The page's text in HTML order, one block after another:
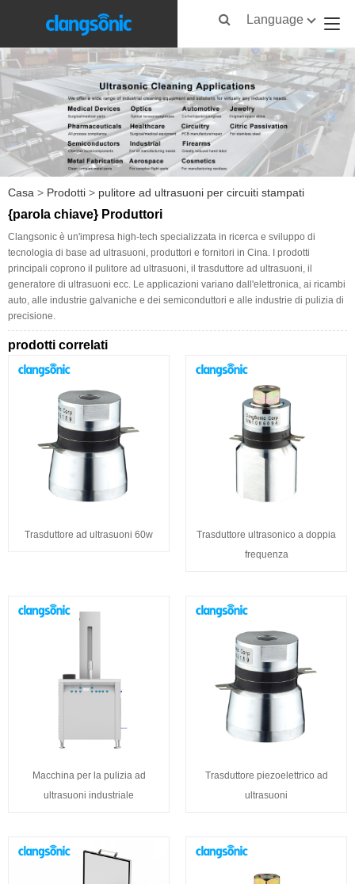
Language
Casa > Prodotti > pulitore ad ultrasuoni per circuiti stampati
{parola chiave} Produttori
Clangsonic è un'impresa high-tech specializzata in ricerca e sviluppo di
tecnologia di base ad ultrasuoni, produttori e fornitori in Cina. I prodotti
principali coprono il pulitore ad ultrasuoni, il trasduttore ad ultrasuoni, il
generatore di ultrasuoni ecc. Le applicazioni variano dall'elettronica, ai ricambi
auto, alle industrie galvaniche e dei semiconduttori e alle industrie di pulizia di
precisione.
prodotti correlati
Trasduttore ad ultrasuoni 60w
Trasduttore ultrasonico a doppia
frequenza
Macchina per la pulizia ad
ultrasuoni industriale
Trasduttore piezoelettrico ad
ultrasuoni